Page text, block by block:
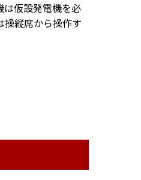
は仮設発電機を必
操縦席から操作す